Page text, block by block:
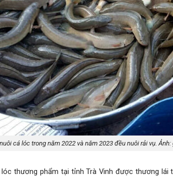
cá lóc trong năm 2022 và năm 2023 đều nuôi rải vụ.
thương phẩm tại tỉnh Trà Vinh được thương lái